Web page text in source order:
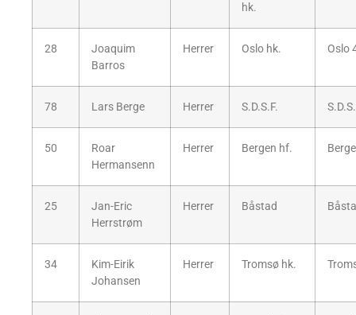
hk.
28
Joaquim
Barros
Herrer Oslo hk. Oslo
78 Lars Berge Herrer S.D.S.F.
50
Roar
Hermansenn
Herrer Bergen hf.
25
Jan-Eric
Herrstrøm
Herrer Båstad
34
Kim-Eirik
Johansen
Herrer Tromsø hk.